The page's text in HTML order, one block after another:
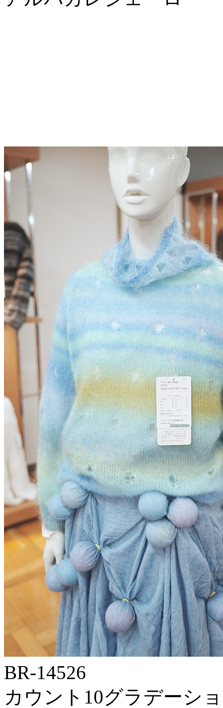
BR-14526
カウント10グラデーシ